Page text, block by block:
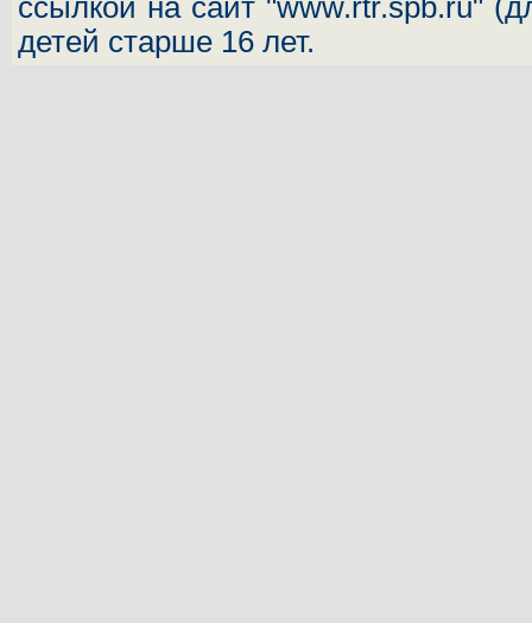
ссылкой на сайт "www.rtr.spb.ru"
детей старше 16 лет.